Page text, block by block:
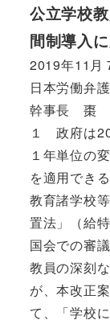
公立学校
間制導入
2019年11月
日本労働弁
幹事長 棗
１ 政府は
１年単位の
を適用でき
教育諸学校
置法」（給
国会での審
教員の深刻
が、本改正
て、「学校